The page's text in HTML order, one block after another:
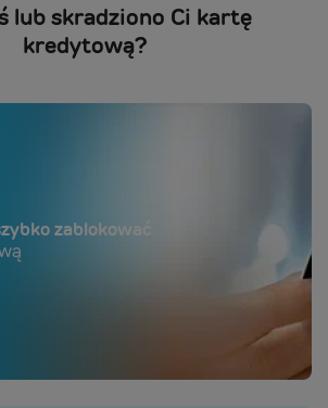
lub skradziono Ci kartę
kredytową?
zablokować